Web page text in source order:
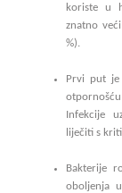
koriste u
znatno
%).
Prvi put je
Infekcije
liječiti s
Bakterije
oboljenja